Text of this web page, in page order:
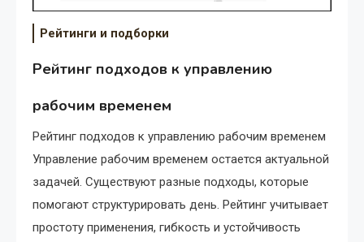
Рейтинги и подборки
Рейтинг подходов к управлению
рабочим временем
Рейтинг подходов к управлению рабочим временем
Управление рабочим временем остается актуальной
задачей. Существуют разные подходы, которые
помогают структурировать день. Рейтинг учитывает
простоту применения, гибкость и устойчивость